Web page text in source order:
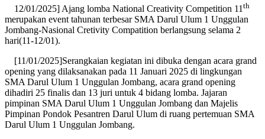
12/01/2025] Ajang lomba National Creativity Competition 11 th
merupakan event tahunan terbesar SMA Darul Ulum 1 Unggulan
Jombang-Nasional Cretivity Compatition berlangsung selama 2
hari(11-12/01).
[11/01/2025]Serangkaian kegiatan ini dibuka dengan acara grand
opening yang dilaksanakan pada 11 Januari 2025 di lingkungan
SMA Darul Ulum 1 Unggulan Jombang, acara grand opening
dihadiri 25 finalis dan 13 juri untuk 4 bidang lomba. Jajaran
pimpinan SMA Darul Ulum 1 Unggulan Jombang dan Majelis
Pimpinan Pondok Pesantren Darul Ulum di ruang pertemuan SMA
Darul Ulum 1 Unggulan Jombang.